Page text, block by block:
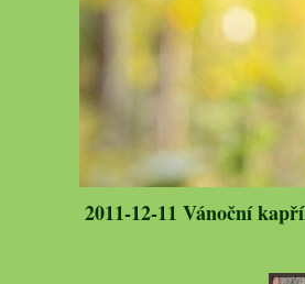
2011-12-11 Vánoční